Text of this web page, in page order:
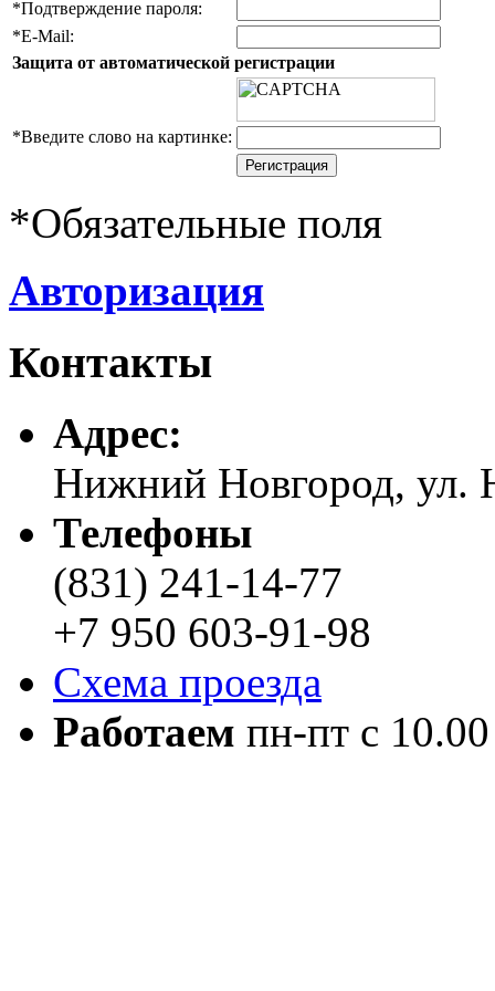
*Подтверждение пароля:
*E-Mail:
Защита от автоматической регистрации
*Введите слово на картинке:
*Обязательные поля
Авторизация
Контакты
Адреc:
Нижний Новгород, ул.
Телефоны
(831) 241-14-77
+7 950 603-91-98
Схема проезда
Работаем пн-пт с